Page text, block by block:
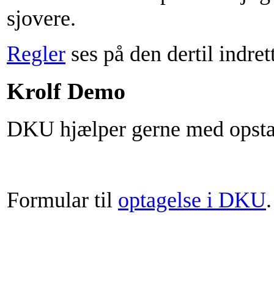
sjovere.
Regler ses på den dertil
Krolf Demo
DKU hjælper gerne med
Formular til optagelse i DKU.